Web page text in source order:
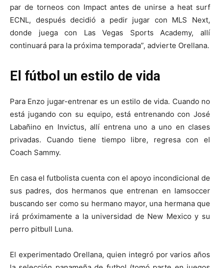
par de torneos con Impact antes de unirse a heat surf
ECNL, después decidió a pedir jugar con MLS Next,
donde juega con Las Vegas Sports Academy, allí
continuará para la próxima temporada”, advierte Orellana.
El fútbol un estilo de vida
Para Enzo jugar-entrenar es un estilo de vida. Cuando no
está jugando con su equipo, está entrenando con José
Labañino en Invictus, allí entrena uno a uno en clases
privadas. Cuando tiene tiempo libre, regresa con el
Coach Sammy.
En casa el futbolista cuenta con el apoyo incondicional de
sus padres, dos hermanos que entrenan en Iamsoccer
buscando ser como su hermano mayor, una hermana que
irá próximamente a la universidad de New Mexico y su
perro pitbull Luna.
El experimentado Orellana, quien integró por varios años